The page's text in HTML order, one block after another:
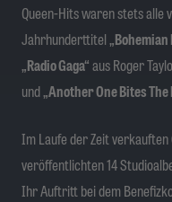
Queen-Hits waren stets
Jahrhunderttitel„Bohemian
„Radio Gaga“aus Roger
und„Another One Bites The
Im Laufe der Zeit verkauften
veröffentlichten 14
Ihr Auftritt bei dem